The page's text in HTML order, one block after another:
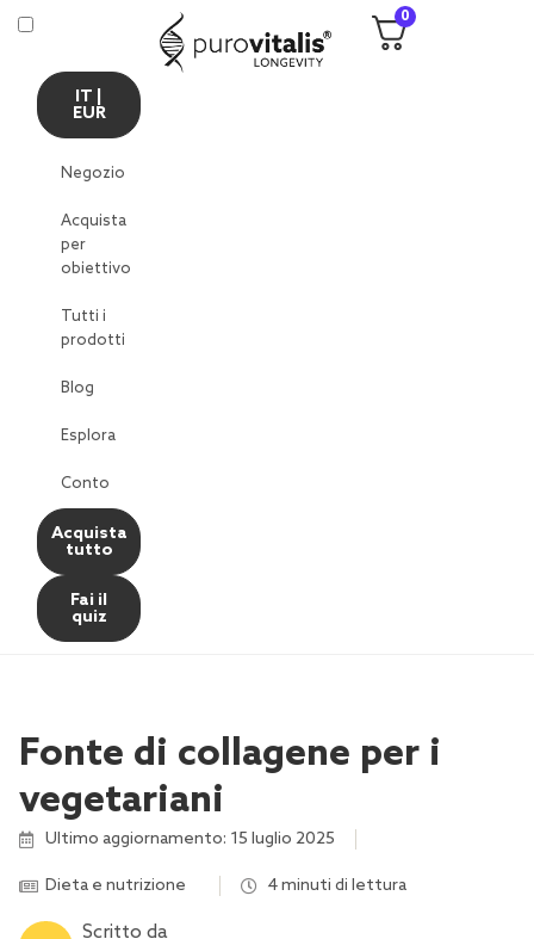
IT |
EUR
Negozio
Acquista
per
obiettivo
Tutti i
prodotti
Blog
Esplora
Conto
Acquista
tutto
Fai il
quiz
0
Fonte di collagene per i
vegetariani
Ultimo aggiornamento: 15 luglio 2025
Dieta e nutrizione 4 minuti di lettura
Scritto da